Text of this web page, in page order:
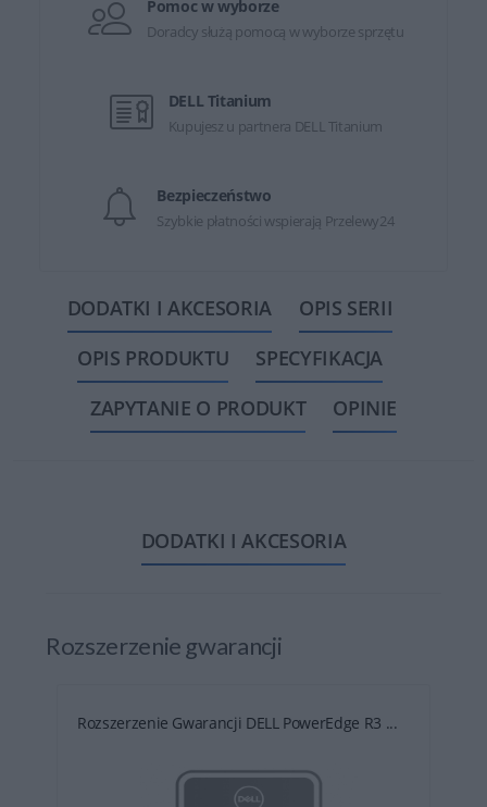
Pomoc w wyborze
Doradcy służą pomocą w wyborze sprzętu
DELL Titanium
Kupujesz u partnera DELL Titanium
Bezpieczeństwo
Szybkie płatności wspierają Przelewy24
DODATKI I AKCESORIA
OPIS SERII
OPIS PRODUKTU
SPECYFIKACJA
ZAPYTANIE O PRODUKT
OPINIE
DODATKI I AKCESORIA
Rozszerzenie gwarancji
Rozszerzenie Gwarancji DELL PowerEdge R3 ...